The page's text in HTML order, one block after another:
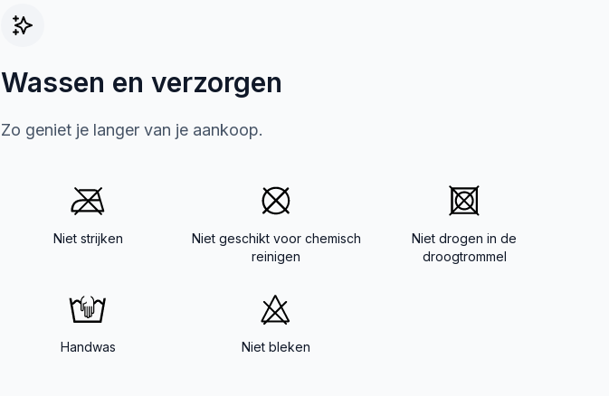
Wassen en verzorgen
Zo geniet je langer van je aankoop.
Niet strijken
Niet geschikt voor chemisch
reinigen
Niet drogen in de
droogtrommel
Handwas Niet bleken